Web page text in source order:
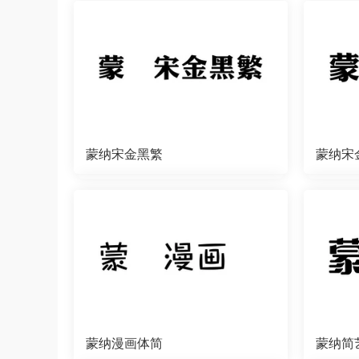
蒙纳宋金黑繁 蒙纳宋
蒙纳漫画体简 蒙纳简